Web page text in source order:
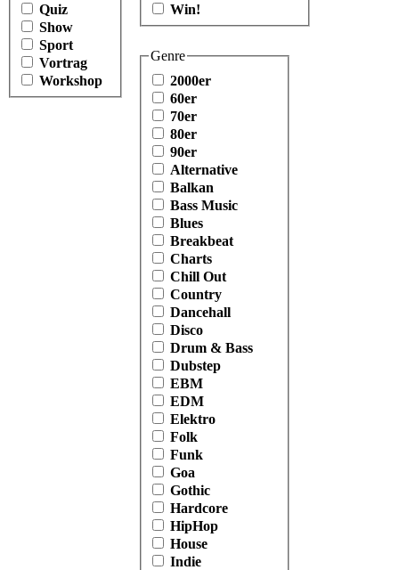
Quiz
Show
Sport
Vortrag
Workshop
Win!
Genre
2000er
60er
70er
80er
90er
Alternative
Balkan
Bass Music
Blues
Breakbeat
Charts
Chill Out
Country
Dancehall
Disco
Drum & Bass
Dubstep
EBM
EDM
Elektro
Folk
Funk
Goa
Gothic
Hardcore
HipHop
House
Indie